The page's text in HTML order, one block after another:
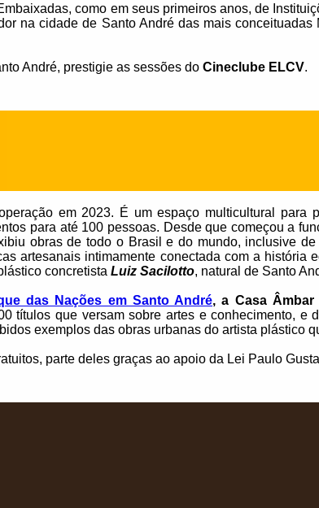
como em seus primeiros anos, de
na cidade de Santo André das mais conceituadas
André, prestigie as sessões do Cineclube ELCV.
em 2023. É um espaço multicultural para
para até 100 pessoas. Desde que começou a
obras de todo o Brasil e do mundo, inclusive de
artesanais intimamente conectada com a história
concretista Luiz Sacilotto, natural de Santo
das Nações em Santo André, a Casa Âmbar
títulos que versam sobre artes e conhecimento, e
exemplos das obras urbanas do artista plástico
parte deles graças ao apoio da Lei Paulo